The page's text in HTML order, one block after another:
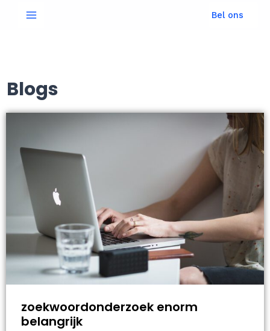
Bel ons
Blogs
zoekwoordonderzoek enorm
belangrijk